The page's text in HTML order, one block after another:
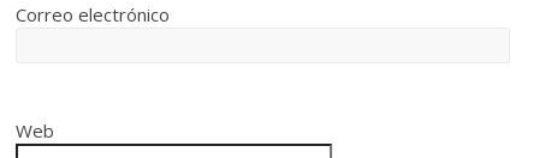
Correo electrónico
Web